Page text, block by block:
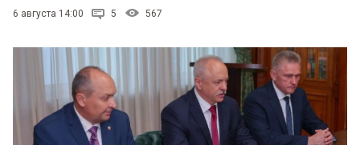
6 августа 14:00 5 567